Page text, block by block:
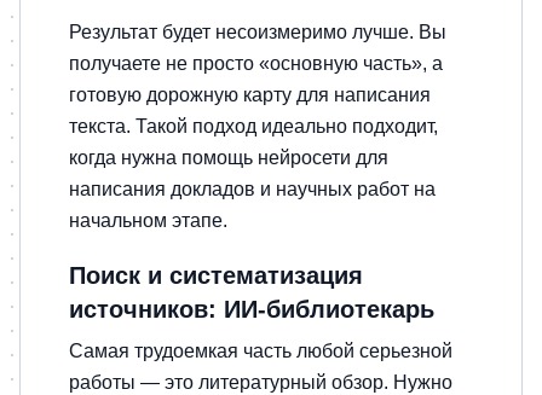
Результат будет несоизмеримо лучше. Вы
получаете не просто «основную часть», а
готовую дорожную карту для написания
текста. Такой подход идеально подходит,
когда нужна помощь нейросети для
написания докладов и научных работ на
начальном этапе.
Поиск и систематизация
источников: ИИ-библиотекарь
Самая трудоемкая часть любой серьезной
работы — это литературный обзор. Нужно